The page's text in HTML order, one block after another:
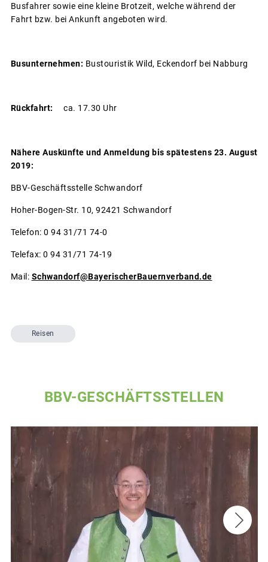
Busfahrer sowie eine kleine Brotzeit, welche während der
Fahrt bzw. bei Ankunft angeboten wird.
Busunternehmen: Bustouristik Wild, Eckendorf bei Nabburg
Rückfahrt: ca. 17.30 Uhr
Nähere Auskünfte und Anmeldung bis spätestens 23. August
2019:
BBV-Geschäftsstelle Schwandorf
Hoher-Bogen-Str. 10, 92421 Schwandorf
Telefon: 0 94 31/71 74-0
Telefax: 0 94 31/71 74-19
Mail: Schwandorf@BayerischerBauernverband.de
Reisen
BBV-GESCHÄFTSSTELLEN